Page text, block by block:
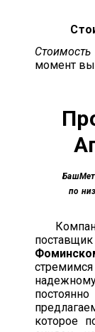
момент
по
которое